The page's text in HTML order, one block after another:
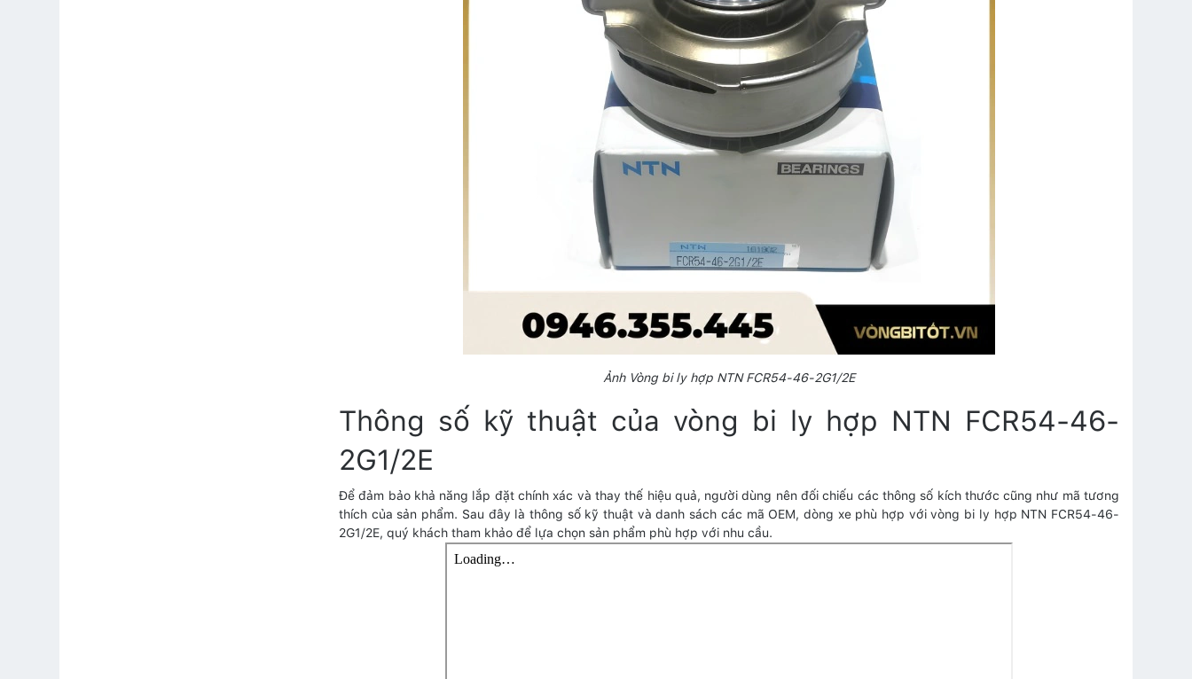
Ảnh Vòng bi ly hợp NTN FCR54-46-2G1/2E
Thông số kỹ thuật của vòng bi ly hợp NTN FCR54-46-
2G1/2E
Để đảm bảo khả năng lắp đặt chính xác và thay thế hiệu quả, người dùng nên đối chiếu các thông số kích thước cũng như mã tương
thích của sản phẩm. Sau đây là thông số kỹ thuật và danh sách các mã OEM, dòng xe phù hợp với vòng bi ly hợp NTN FCR54-46-
2G1/2E, quý khách tham khảo để lựa chọn sản phẩm phù hợp với nhu cầu.